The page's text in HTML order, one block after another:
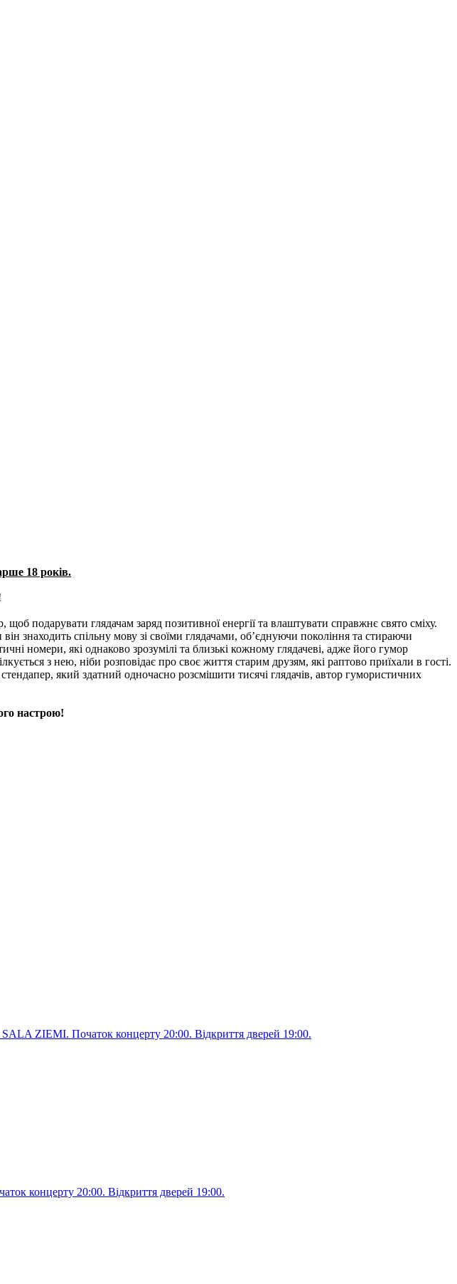
18 років.
подарувати глядачам заряд позитивної енергії та влаштувати справжнє свято сміху.
знаходить спільну мову зі своїми глядачами, об’єднуючи покоління та стираючи
номери, які однаково зрозумілі та близькі кожному глядачеві, адже його гумор
з нею, ніби розповідає про своє життя старим друзям, які раптово приїхали в гості.
який здатний одночасно розсмішити тисячі глядачів, автор гумористичних
настрою!
ZIEMI. Початок концерту 20:00. Відкриття дверей 19:00.
концерту 20:00. Відкриття дверей 19:00.